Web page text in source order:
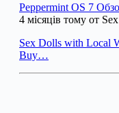
Peppermint OS 7
4 місяців тому от
Sex Dolls with Local
Buy…